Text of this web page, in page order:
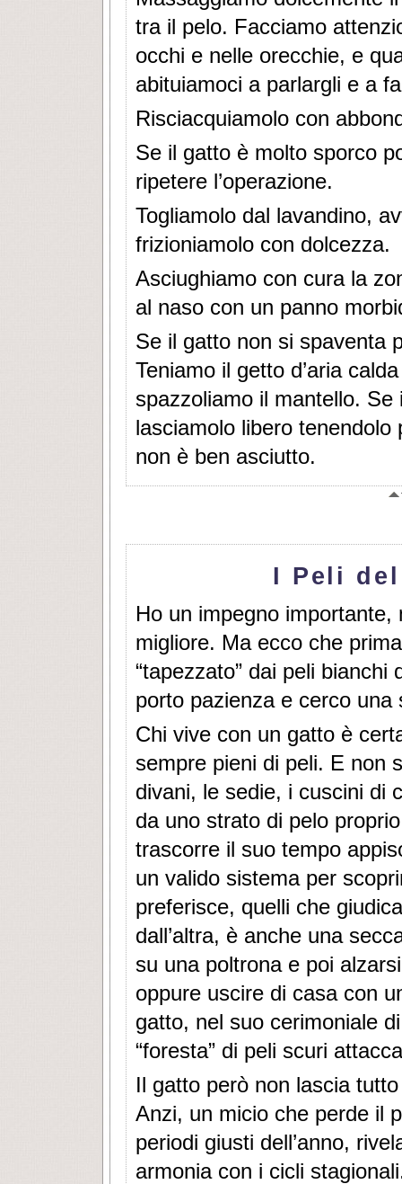
tra il pelo. Facciamo
occhi e nelle orecchie, e
abituiamoci a parlargli e a
Risciacquiamolo con
Se il gatto è molto sporco
ripetere l’operazione.
Togliamolo dal lavandino,
frizioniamolo con dolcezza.
Asciughiamo con cura la
al naso con un panno
Se il gatto non si spaventa
Teniamo il getto d’aria
spazzoliamo il mantello.
lasciamolo libero
non è ben asciutto.
I Peli
Ho un impegno
migliore. Ma ecco che
“tapezzato” dai peli
porto pazienza e cerco una
Chi vive con un gatto è
sempre pieni di peli. E non
divani, le sedie, i cuscini di
da uno strato di pelo
trascorre il suo tempo
un valido sistema per
preferisce, quelli che
dall’altra, è anche una
su una poltrona e poi
oppure uscire di casa con
gatto, nel suo cerimoniale
“foresta” di peli scuri
Il gatto però non lascia
Anzi, un micio che perde il
periodi giusti dell’anno,
armonia con i cicli